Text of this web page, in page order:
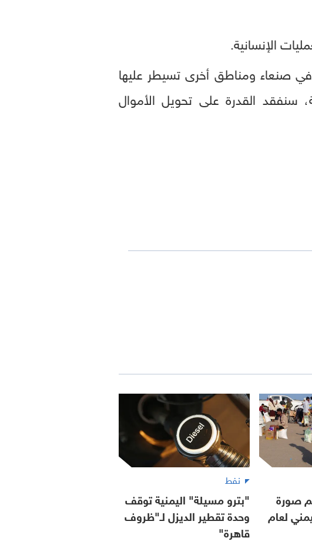
الإنسانية.
"إذا تم قطع البنوك في صنعاء ومناطق أخرى تسيطر عليها
سنفقد القدرة على تحويل الأموال
صورة
لعام
نفط
"بترو مسيلة" اليمنية توقف
وحدة تقطير الديزل لـ"ظروف
قاهرة"